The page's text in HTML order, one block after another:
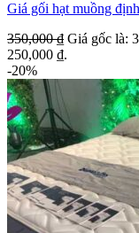
Giá gối hạt muồng
350,000₫ Giá gốc là:
250,000 ₫.
-20%